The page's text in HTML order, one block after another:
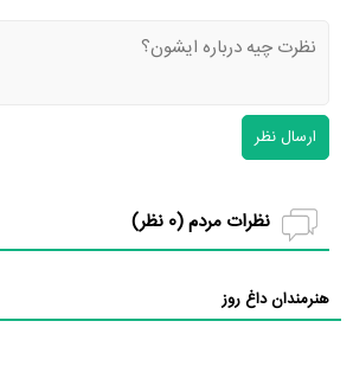
ارسال نظر
نظرات مردم (0 نظر)
هنرمندان داغ روز